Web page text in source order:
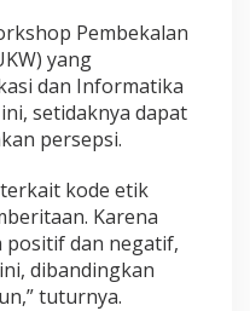
Pembekalan
yang
dan Informatika
setidaknya dapat
persepsi.
kode etik
Karena
positif dan negatif,
dibandingkan
tuturnya.